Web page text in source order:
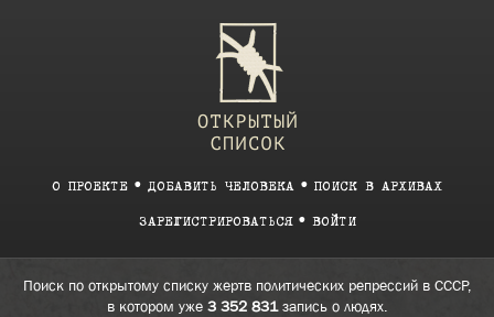
О ПРОЕКТЕ ДОБАВИТЬ ЧЕЛОВЕКА ПОИСК В АРХИВАХ
ЗАРЕГИСТРИРОВАТЬСЯ ВОЙТИ
Поиск по открытому списку жертв политических репрессий в СССР,
в котором уже 3 352 831запись о людях.